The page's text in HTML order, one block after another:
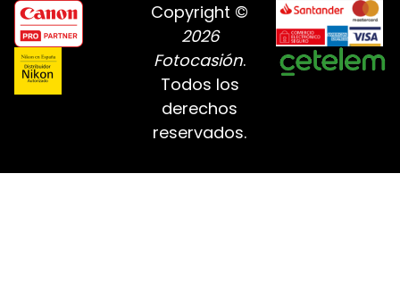
Copyright ©
2026
Fotocasión.
Todos los
derechos
reservados.